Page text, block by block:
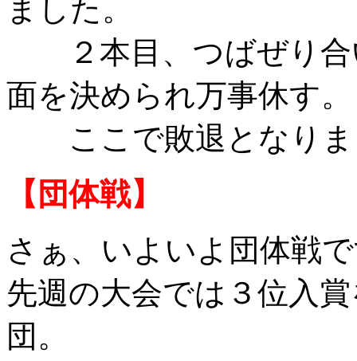
ました。
２本目、つばぜり合
面を決められ万事休す。
ここで敗退となりま
【団体戦】
さぁ、いよいよ団体戦
先週の大会では３位入
団。